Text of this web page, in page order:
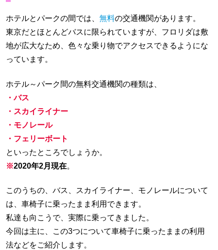
ホテルとパークの間では、 無料の交通機関があります。
東京だとほとんどバスに限られていますが、フロリダは敷
地が広大なため、色々な乗り物でアクセスできるようにな
っています。
ホテル～パーク間の無料交通機関の種類は、
・バス
・スカイライナー
・モノレール
・フェリーボート
といったところでしょうか。
※2020年2月現在。
このうちの、バス、スカイライナー、モノレールについて
は、車椅子に乗ったまま利用できます。
私達も向こうで、実際に乗ってきました。
今回は主に、この3つについて車椅子に乗ったままの利用
法などをご紹介します。